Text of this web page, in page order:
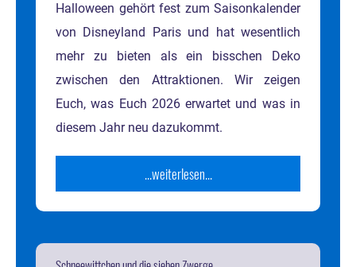
Halloween gehört fest zum Saisonkalender
von Disneyland Paris und hat wesentlich
mehr zu bieten als ein bisschen Deko
zwischen den Attraktionen. Wir zeigen
Euch, was Euch 2026 erwartet und was in
diesem Jahr neu dazukommt.
...weiterlesen...